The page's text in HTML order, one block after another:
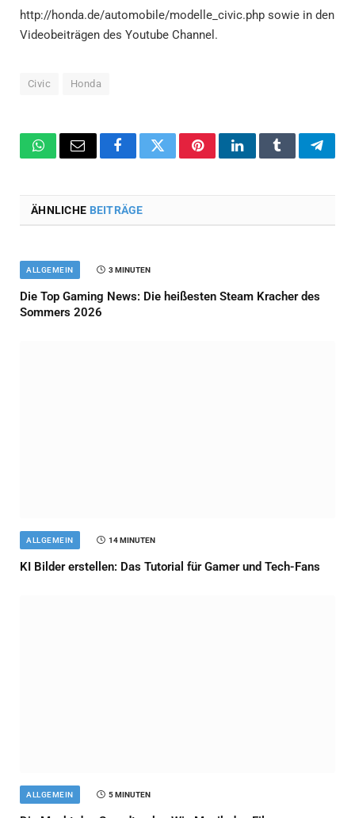
http://honda.de/automobile/modelle_civic.php sowie in den
Videobeiträgen des Youtube Channel.
Civic Honda
WhatsApp
Email FacebookTwitterPinterestLinkedInTumblr
ÄHNLICHE BEITRÄGE
ALLGEMEIN 3 MINUTEN
Die Top Gaming News: Die heißesten Steam Kracher des
Sommers 2026
ALLGEMEIN 14 MINUTEN
KI Bilder erstellen: Das Tutorial für Gamer und Tech-Fans
ALLGEMEIN 5 MINUTEN